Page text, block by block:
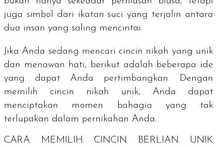
juga simbol dari ikatan suci yang terjalin antara
dua insan yang saling mencintai.
Jika Anda sedang mencari cincin nikah yang unik
dan menawan hati, berikut adalah beberapa ide
yang dapat Anda pertimbangkan. Dengan
memilih cincin nikah unik, Anda dapat
menciptakan momen bahagia yang tak
terlupakan dalam pernikahan Anda.
CARA MEMILIH CINCIN BERLIAN UNIK